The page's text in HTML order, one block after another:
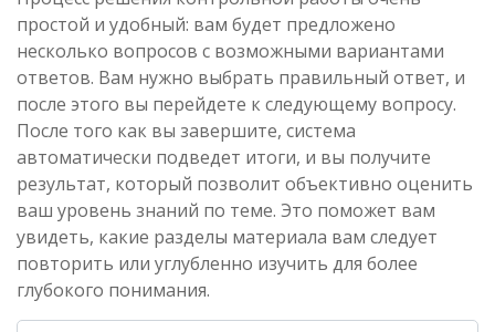
простой и удобный: вам будет предложено
несколько вопросов с возможными вариантами
ответов. Вам нужно выбрать правильный ответ, и
после этого вы перейдете к следующему вопросу.
После того как вы завершите, система
автоматически подведет итоги, и вы получите
результат, который позволит объективно оценить
ваш уровень знаний по теме. Это поможет вам
увидеть, какие разделы материала вам следует
повторить или углубленно изучить для более
глубокого понимания.